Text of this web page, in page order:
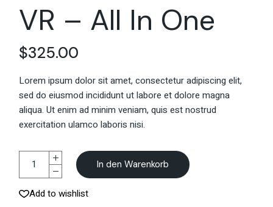
VR – All In One
$325.00
Lorem ipsum dolor sit amet, consectetur adipiscing elit,
sed do eiusmod incididunt ut labore et dolore magna
aliqua. Ut enim ad minim veniam, quis est nostrud
exercitation ulamco laboris nisi.
In den Warenkorb
Add to wishlist